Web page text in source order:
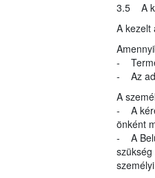
3.5 A
A kezelt
-
- Az
A
- A
önként
- A